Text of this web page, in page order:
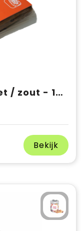
Magnetron popcorn - zoet / zout - 100 gram
Bekijk